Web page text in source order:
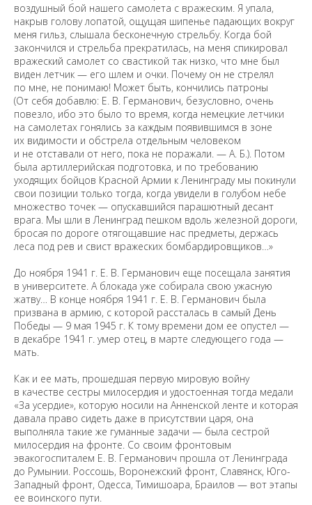
воздушный бой нашего самолета с вражеским. Я упала,
накрыв голову лопатой, ощущая шипенье падающих вокруг
меня гильз, слышала бесконечную стрельбу. Когда бой
закончился и стрельба прекратилась, на меня спикировал
вражеский самолет со свастикой так низко, что мне был
виден летчик — его шлем и очки. Почему он не стрелял
по мне, не понимаю! Может быть, кончились патроны
(От себя добавлю: Е. В. Германович, безусловно, очень
повезло, ибо это было то время, когда немецкие летчики
на самолетах гонялись за каждым появившимся в зоне
их видимости и обстрела отдельным человеком
и не отставали от него, пока не поражали. — А. Б.). Потом
была артиллерийская подготовка, и по требованию
уходящих бойцов Красной Армии к Ленинграду мы покинули
свои позиции только тогда, когда увидели в голубом небе
множество точек — опускавшийся парашютный десант
врага. Мы шли в Ленинград пешком вдоль железной дороги,
бросая по дороге отягощавшие нас предметы, держась
леса под рев и свист вражеских бомбардировщиков…»
До ноября 1941 г. Е. В. Германович еще посещала занятия
в университете. А блокада уже собирала свою ужасную
жатву… В конце ноября 1941 г. Е. В. Германович была
призвана в армию, с которой рассталась в самый День
Победы — 9 мая 1945 г. К тому времени дом ее опустел —
в декабре 1941 г. умер отец, в марте следующего года —
мать.
Как и ее мать, прошедшая первую мировую войну
в качестве сестры милосердия и удостоенная тогда медали
«За усердие», которую носили на Анненской ленте и которая
давала право сидеть даже в присутствии царя, она
выполняла такие же гуманные задачи — была сестрой
милосердия на фронте. Со своим фронтовым
эвакогоспиталем Е. В. Германович прошла от Ленинграда
до Румынии. Россошь, Воронежский фронт, Славянск, Юго-
Западный фронт, Одесса, Тимишоара, Браилов — вот этапы
ее воинского пути.